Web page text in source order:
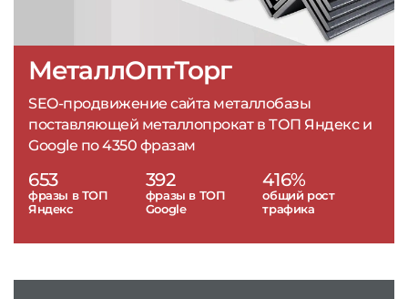
МеталлОптТорг
SEO-продвижение сайта металлобазы
поставляющей металлопрокат в ТОП Яндекс и
Google по 4350 фразам
653
фразы в ТОП
Яндекс
392
фразы в ТОП
Google
416%
общий рост
трафика